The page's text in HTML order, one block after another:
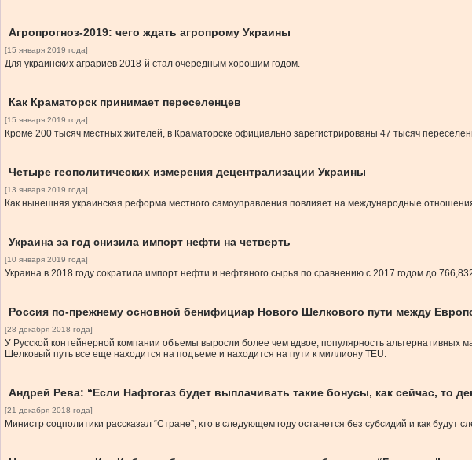
Агропрогноз-2019: чего ждать агропрому Украины
[15 января 2019 года]
Для украинских аграриев 2018-й стал очередным хорошим годом.
Как Краматорск принимает переселенцев
[15 января 2019 года]
Кроме 200 тысяч местных жителей, в Краматорске официально зарегистрированы 47 тысяч
Четыре геополитических измерения децентрализации Украины
[13 января 2019 года]
Как нынешняя украинская реформа местного самоуправления повлияет на международные
Украина за год снизила импорт нефти на четверть
[10 января 2019 года]
Украина в 2018 году сократила импорт нефти и нефтяного сырья по сравнению с 2017 годом до
Россия по-прежнему основной бенифициар Нового Шелкового пути между
[28 декабря 2018 года]
У Русской контейнерной компании объемы выросли более чем вдвое, популярность
Шелковый путь все еще находится на подъеме и находится на пути к миллиону TEU.
Андрей Рева: “Если Нафтогаз будет выплачивать такие бонусы, как сейчас, то
[21 декабря 2018 года]
Министр соцполитики рассказал “Стране”, кто в следующем году останется без субсидий и как будут